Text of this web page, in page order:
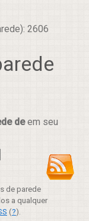
2606
deem seu
de parede
a qualquer
(?).